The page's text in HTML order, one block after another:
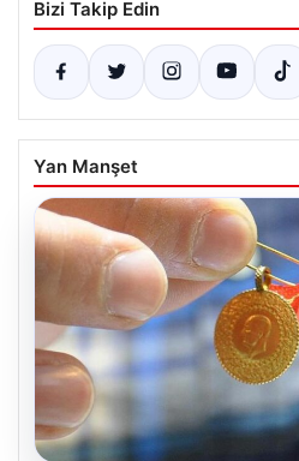
Bizi Takip Edin
Yan Manşet